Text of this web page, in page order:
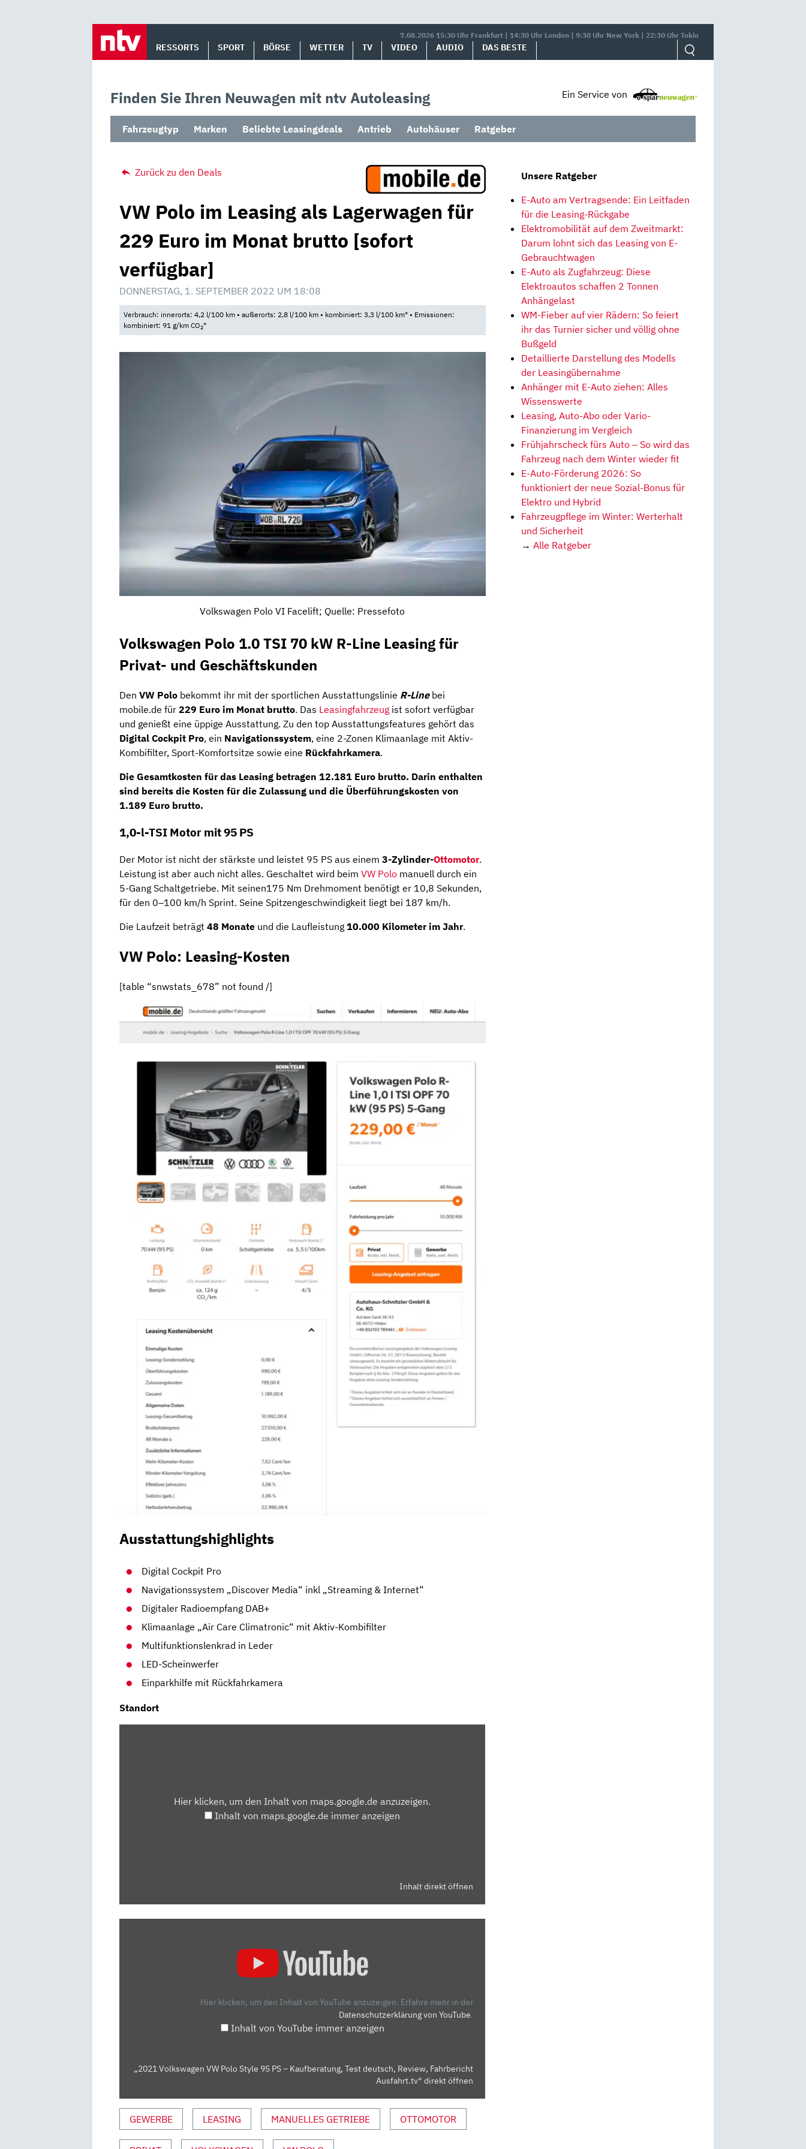
7.08.2026 15:30 Uhr Frankfurt | 14:30 Uhr London | 9:30 Uhr New York | 22:30 Uhr Tokio
RESSORTS SPORT BÖRSE WETTER TV VIDEO AUDIO DAS BESTE
Finden Sie Ihren Neuwagen mit ntv Autoleasing Ein Service von
Fahrzeugtyp Marken Beliebte Leasingdeals Antrieb Autohäuser Ratgeber
Zurück zu den Deals
VW Polo im Leasing als Lagerwagen für
229 Euro im Monat brutto [sofort
verfügbar]
DONNERSTAG, 1. SEPTEMBER 2022 UM 18:08
Verbrauch: innerorts: 4,2 l/100 km • außerorts: 2,8 l/100 km • kombiniert: 3,3 l/100 km* • Emissionen:
kombiniert: 91 g/km CO2*
Volkswagen Polo VI Facelift; Quelle: Pressefoto
Volkswagen Polo 1.0 TSI 70 kW R-Line Leasing für
Privat- und Geschäftskunden
Den VW Polo bekommt ihr mit der sportlichen Ausstattungslinie R-Linebei
mobile.de für 229 Euro im Monat brutto. Das Leasingfahrzeug ist sofort verfügbar
und genießt eine üppige Ausstattung. Zu den top Ausstattungsfeatures gehört das
Digital Cockpit Pro, ein Navigationssystem, eine 2-Zonen Klimaanlage mit Aktiv-
Kombifilter, Sport-Komfortsitze sowie eine Rückfahrkamera.
Die Gesamtkosten für das Leasing betragen 12.181 Euro brutto. Darin enthalten
sind bereits die Kosten für die Zulassung und die Überführungskosten von
1.189 Euro brutto.
1,0-l-TSI Motor mit 95 PS
Der Motor ist nicht der stärkste und leistet 95 PS aus einem 3-Zylinder-Ottomotor.
Leistung ist aber auch nicht alles. Geschaltet wird beim VW Polo manuell durch ein
5-Gang Schaltgetriebe. Mit seinen175 Nm Drehmoment benötigt er 10,8 Sekunden,
für den 0–100 km/h Sprint. Seine Spitzengeschwindigkeit liegt bei 187 km/h.
Die Laufzeit beträgt 48 Monate und die Laufleistung 10.000 Kilometer im Jahr.
VW Polo: Leasing-Kosten
[table “snwstats_678” not found /]
Ausstattungshighlights
Digital Cockpit Pro
Navigationssystem „Discover Media“ inkl „Streaming & Internet“
Digitaler Radioempfang DAB+
Klimaanlage „Air Care Climatronic“ mit Aktiv-Kombifilter
Multifunktionslenkrad in Leder
LED-Scheinwerfer
Einparkhilfe mit Rückfahrkamera
Standort
Hier klicken, um den Inhalt von maps.google.de anzuzeigen.
Inhalt von maps.google.de immer anzeigen
Inhalt direkt öffnen
DEUTSCH,
FAHRBERICHT
AUSFAHRT.TV“
VON
YOUTUBE
Hier klicken, um den Inhalt von YouTube anzuzeigen. Erfahre mehr in der
Datenschutzerklärung von YouTube.
Inhalt von YouTube immer anzeigen
„2021 Volkswagen VW Polo Style 95 PS – Kaufberatung, Test deutsch, Review, Fahrbericht
Ausfahrt.tv“ direkt öffnen
GEWERBE LEASING MANUELLES GETRIEBE OTTOMOTOR
Unsere Ratgeber
E-Auto am Vertragsende: Ein Leitfaden
für die Leasing-Rückgabe
Elektromobilität auf dem Zweitmarkt:
Darum lohnt sich das Leasing von E-
Gebrauchtwagen
E-Auto als Zugfahrzeug: Diese
Elektroautos schaffen 2 Tonnen
Anhängelast
WM-Fieber auf vier Rädern: So feiert
ihr das Turnier sicher und völlig ohne
Bußgeld
Detaillierte Darstellung des Modells
der Leasingübernahme
Anhänger mit E-Auto ziehen: Alles
Wissenswerte
Leasing, Auto-Abo oder Vario-
Finanzierung im Vergleich
Frühjahrscheck fürs Auto – So wird das
Fahrzeug nach dem Winter wieder fit
E-Auto-Förderung 2026: So
funktioniert der neue Sozial-Bonus für
Elektro und Hybrid
Fahrzeugpflege im Winter: Werterhalt
und Sicherheit
→ Alle Ratgeber